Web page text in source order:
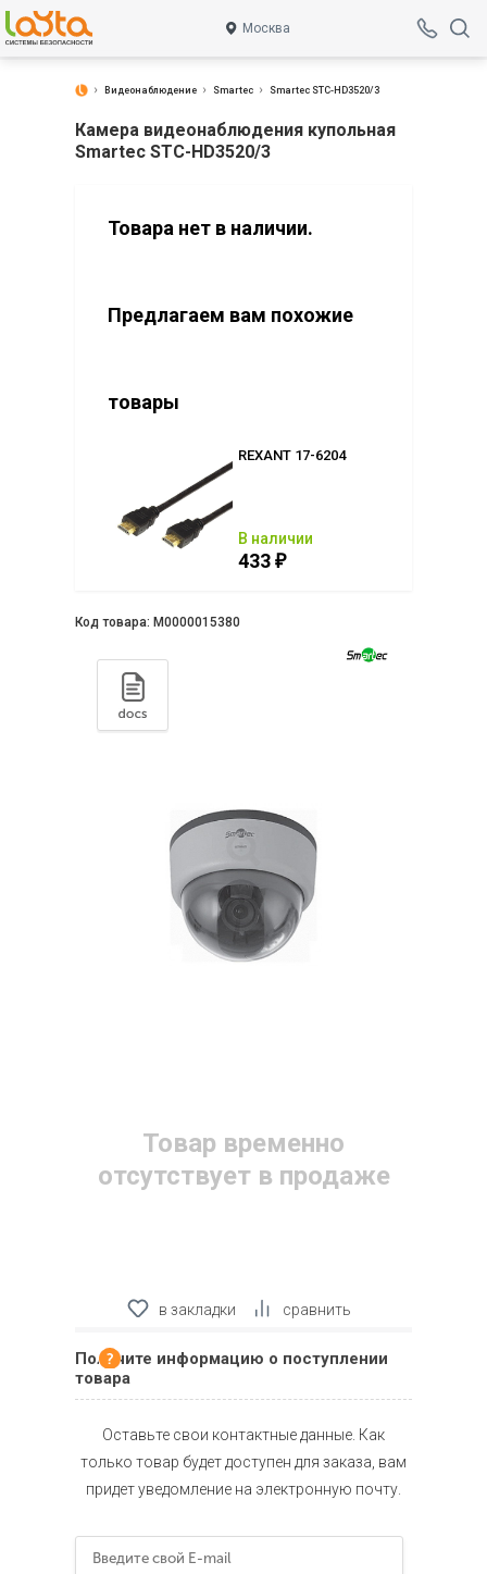
Москва
Видеонаблюдение Smartec Smartec STC-HD3520/3
Камера видеонаблюдения купольная
Smartec STC-HD3520/3
Товара нет в наличии.
Предлагаем вам похожие
товары
REXANT 17-6204
433 ₽
В наличии
Код товара: М0000015380
Товар временно
отсутствует в продаже
в закладки сравнить
Получите информацию о поступлении
товара
Оставьте свои контактные данные. Как
только товар будет доступен для заказа, вам
придет уведомление на электронную почту.